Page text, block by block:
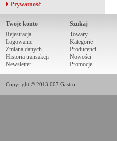
Prywatność
Twoje konto
Rejestracja
Logowanie
Zmiana danych
Historia transakcji
Newsletter
Szukaj
Towary
Kategorie
Producenci
Nowości
Promocje
Copyright © 2013 007 Gastro